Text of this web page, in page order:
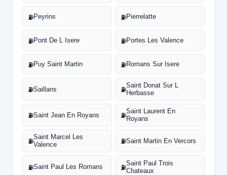
⛽Peyrins ⛽Pierrelatte
⛽Pont De L Isere ⛽Portes Les Valence
⛽Puy Saint Martin ⛽Romans Sur Isere
⛽Saillans ⛽
Saint Donat Sur L
Herbasse
⛽Saint Jean En Royans ⛽
Saint Laurent En
Royans
⛽
Saint Marcel Les
Valence
⛽Saint Martin En Vercors
⛽Saint Paul Les Romans ⛽
Saint Paul Trois
Chateaux